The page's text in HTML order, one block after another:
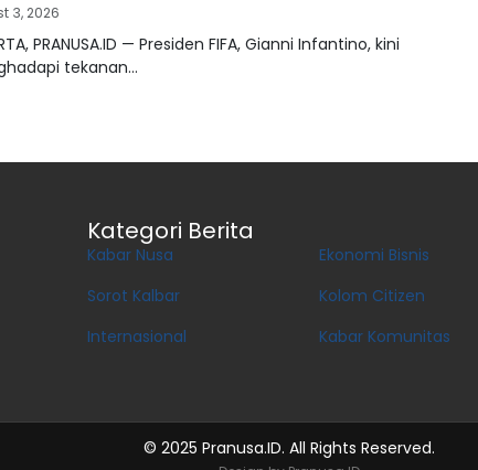
3, 2026
PRANUSA.ID — Presiden FIFA, Gianni Infantino, kini
tekanan…
Kategori Berita
Kabar Nusa
Sorot Kalbar
Internasional
Ekonomi Bisnis
Kolom Citizen
Kabar Komunitas
© 2025 Pranusa.ID. All Rights Reserved.